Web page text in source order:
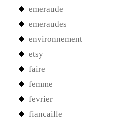
emeraude
emeraudes
environnement
etsy
faire
femme
fevrier
fiancaille